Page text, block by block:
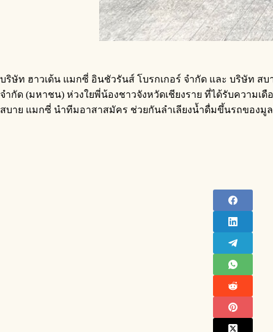
บริษัท ฮาวเด้น แมกซี่ อินชัวรันส์ โบรกเกอร์ จำกัด และ บริษัท ส
จำกัด (มหาชน) ห่วงใยพี่น้องชาวจังหวัดเชียงราย ที่ได้รับความ
สบาย แมกซี่ นำทีมอาสาสมัคร ช่วยกันลำเลียงน้ำดื่มขึ้นรถของมู